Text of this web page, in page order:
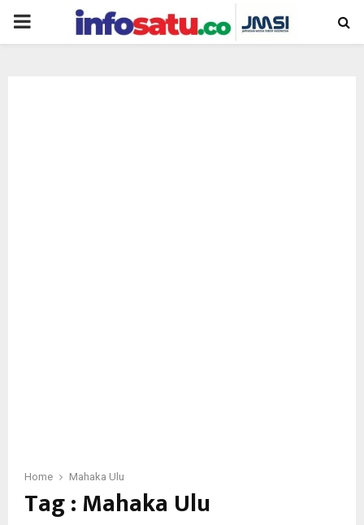
PRIMARY
Home Mahaka Ulu
Tag : Mahaka Ulu